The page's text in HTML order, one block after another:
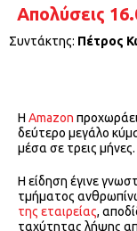
Απολύσεις
Συντάκτης: Πέτρος
Η Amazon
δεύτερο μεγάλο
μέσα σε τρεις μήνες.
Η είδηση έγινε
τμήματος
της εταιρείας,
ταχύτητας λήψης